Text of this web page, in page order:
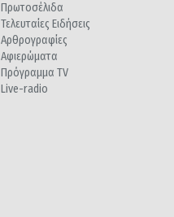
Πρωτοσέλιδα
Τελευταίες Ειδήσεις
Αρθρογραφίες
Αφιερώματα
Πρόγραμμα TV
Live-radio